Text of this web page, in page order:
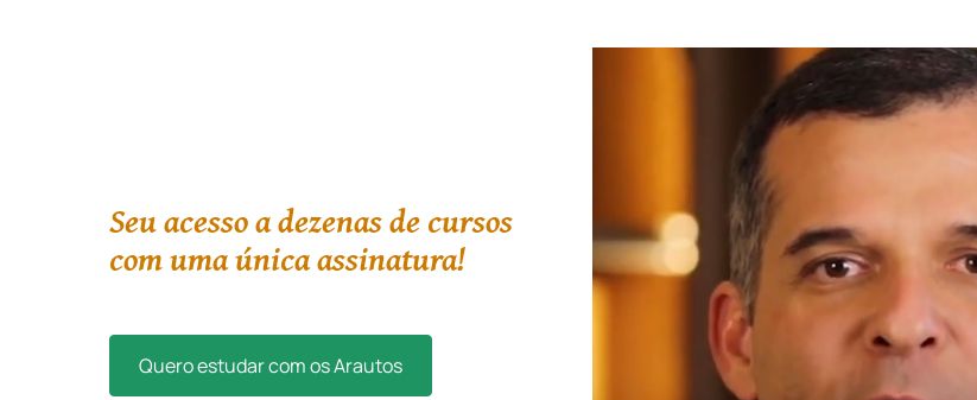
Seu acesso a dezenas de cursos
com uma única assinatura!
Quero estudar com os Arautos